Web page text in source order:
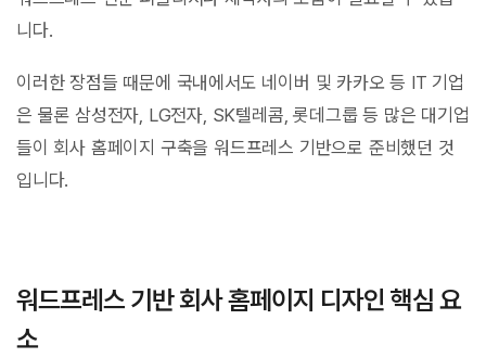
니다.
이러한 장점들 때문에 국내에서도 네이버 및 카카오 등 IT 기업
은 물론 삼성전자, LG전자, SK텔레콤, 롯데그룹 등 많은 대기업
들이 회사 홈페이지 구축을 워드프레스 기반으로 준비했던 것
입니다.
워드프레스 기반 회사 홈페이지 디자인 핵심 요
소